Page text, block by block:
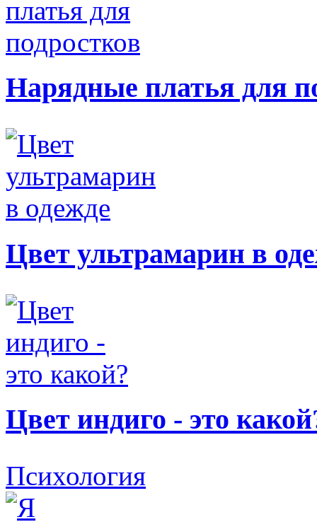
Нарядные платья для
Цвет ультрамарин в
Цвет индиго - это
Психология